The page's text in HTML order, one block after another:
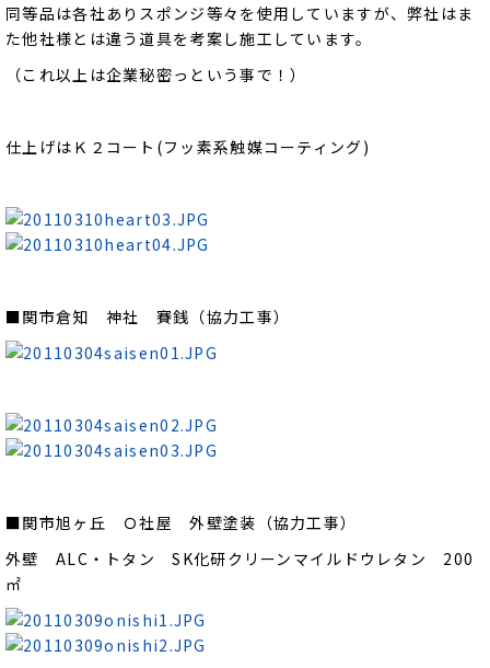
同等品は各社ありスポンジ等々を使用していますが、弊社はま
た他社様とは違う道具を考案し施工しています。
（これ以上は企業秘密っという事で！）
仕上げはＫ２コート(フッ素系触媒コーティング)
■関市倉知 神社 賽銭（協力工事）
■関市旭ヶ丘 Ｏ社屋 外壁塗装（協力工事）
外壁 ALC・トタン SK化研クリーンマイルドウレタン 200
㎡